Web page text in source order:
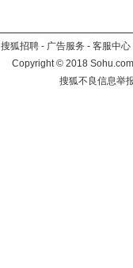
搜狐招聘 - 广告服务 - 客服中心
Copyright©2018
搜狐不良信息举